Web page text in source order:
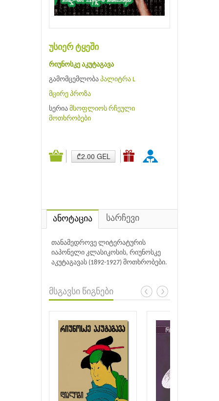
უსიერ ტყეში
რიუნოსკე აკუტაგავა
გამომცემლობა პალიტრა L
მცირე პროზა
სერია მსოფლიოს რჩეული
მოთხრობები
₾2.00 GEL
ანოტაცია სარჩევი
თანამედროვე ლიტერატურის
იაპონელი კლასიკოსის, რიუნოსკე
აკუტაგავას (1892-1927) მოთხრობები.
მსგავსი წიგნები